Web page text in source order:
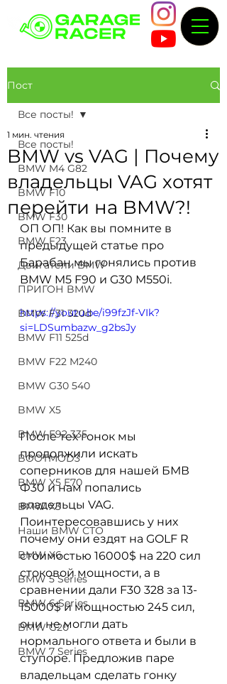
Пост
Все посты!
BMW M4 G82
BMW F10
BMW F30
BMW F23
Двигатели BMW
ПРИГОН BMW
BMW F31 320d
BMW F11 525d
BMW F22 M240
BMW G30 540
BMW X5
BMW E92 335
BOOTMOD3
BMW X5 E70
BMW X3
Наши BMW СТО
BMW X6
BMW 5 Series
BMW 6 Series
BMW G20
BMW 7 Series
Все посты!
BMW vs VAG | Почему
владельцы VAG хотят
перейти на BMW?!
1 мин. чтения
ОП ОП! Как вы помните в
предыдущей статье про
Барабан мы гонялись против
BMW M5 F90 и G30 M550i.
https://youtu.be/i99fzJf-VIk?
si=LDSumbazw_g2bsJy
После тех гонок мы
продолжили искать
соперников для нашей БМВ
Ф30 и нам попались
владельцы VAG.
Поинтересовавшись у них
почему они ездят на GOLF R
стоимостью 16000$ на 220 сил
стоковой мощности, а в
сравнении дали F30 328 за 13-
15000$ и мощностью 245 сил,
они не могли дать
нормального ответа и были в
ступоре. Предложив паре
владельцам сделать гонку